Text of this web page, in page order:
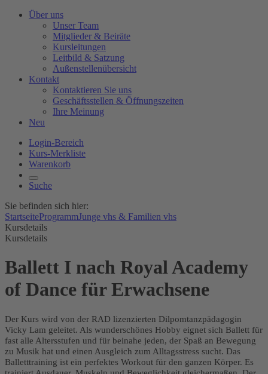
Über uns
Unser Team
Mitglieder & Beiräte
Kursleitungen
Leitbild & Satzung
Außenstellenübersicht
Kontakt
Kontaktieren Sie uns
Geschäftsstellen & Öffnungszeiten
Ihre Meinung
Neu
Login-Bereich
Kurs-Merkliste
Warenkorb
Suche
Sie befinden sich hier:
StartseiteProgrammJunge vhs & Familien vhs
Kursdetails
Kursdetails
Ballett I nach Royal Academy
of Dance für Erwachsene
Der Kurs wird von der RAD lizenzierten Dilpomtanzpädagogin
Vicky Lam geleitet. Als wunderschönes Hobby eignet sich Ballett für
fast alle Altersstufen und für beinahe jeden, der Spaß an Bewegung
zu Musik hat und einen Ausgleich zum Alltagsstress sucht. Das
Balletttraining ist ein perfektes Workout für den ganzen Körper. Es